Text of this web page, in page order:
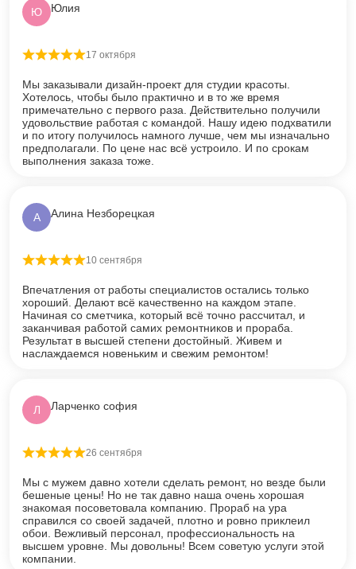
Ю Юлия
Оценка 5из 5
17 октября
Мы заказывали дизайн-проект для студии красоты.
Хотелось, чтобы было практично и в то же время
примечательно с первого раза. Действительно получили
удовольствие работая с командой. Нашу идею подхватили
и по итогу получилось намного лучше, чем мы изначально
предполагали. По цене нас всё устроило. И по срокам
выполнения заказа тоже.
А Алина Незборецкая
Оценка5из 5
10 сентября
Впечатления от работы специалистов остались только
хороший. Делают всё качественно на каждом этапе.
Начиная со сметчика, который всё точно рассчитал, и
заканчивая работой самих ремонтников и прораба.
Результат в высшей степени достойный. Живем и
наслаждаемся новеньким и свежим ремонтом!
Л Ларченко софия
Оценка5из 5
26 сентября
Мы с мужем давно хотели сделать ремонт, но везде были
бешеные цены! Но не так давно наша очень хорошая
знакомая посоветовала компанию. Прораб на ура
справился со своей задачей, плотно и ровно приклеил
обои. Вежливый персонал, профессиональность на
высшем уровне. Мы довольны! Всем советую услуги этой
компании.